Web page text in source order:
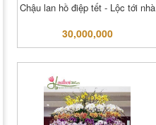
Chậu lan hồ điệp tết - Lộc tới nhà
30,000,000